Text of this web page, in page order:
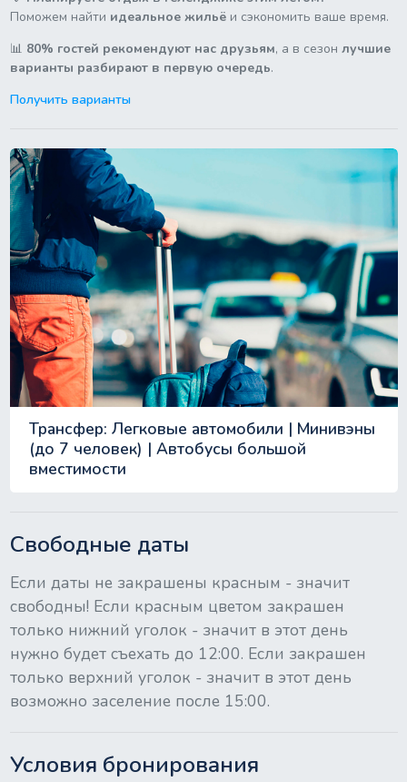
Поможем найти идеальное жильёи сэкономить ваше время.
📊 80% гостей рекомендуют нас друзьям, а в сезон лучшие
варианты разбирают в первую очередь.
Получить варианты
Трансфер: Легковые автомобили | Минивэны
(до 7 человек) | Автобусы большой
вместимости
Свободные даты
Если даты не закрашены красным - значит
свободны! Если красным цветом закрашен
только нижний уголок - значит в этот день
нужно будет съехать до 12:00. Если закрашен
только верхний уголок - значит в этот день
возможно заселение после 15:00.
Условия бронирования